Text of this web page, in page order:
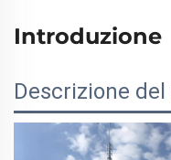
Introduzione
Descrizione